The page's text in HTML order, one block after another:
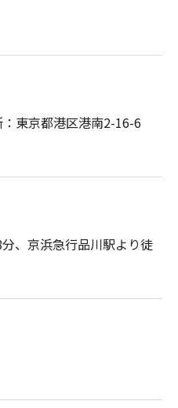
：東京都港区港南2-16-6
、京浜急行品川駅より徒